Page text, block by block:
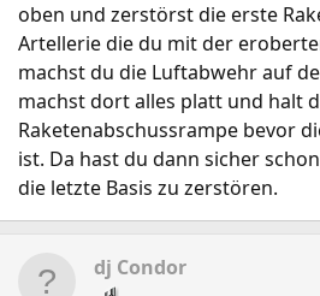
oben und zerstörst die erste
Artellerie die du mit der
machst du die Luftabwehr auf
machst dort alles platt und halt
Raketenabschussrampe bevor
ist. Da hast du dann sicher
die letzte Basis zu zerstören.
dj Condor